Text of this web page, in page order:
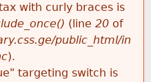
with curly braces is
(line 20 of
public_html/in
).
targeting switch is